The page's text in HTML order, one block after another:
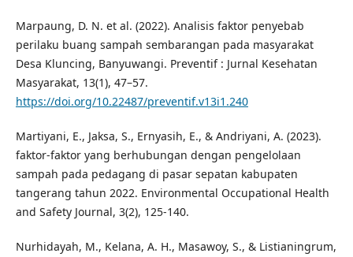
Marpaung, D. N. et al. (2022). Analisis faktor penyebab
perilaku buang sampah sembarangan pada masyarakat
Desa Kluncing, Banyuwangi. Preventif : Jurnal Kesehatan
Masyarakat, 13(1), 47–57.
https://doi.org/10.22487/preventif.v13i1.240
Martiyani, E., Jaksa, S., Ernyasih, E., & Andriyani, A. (2023).
faktor-faktor yang berhubungan dengan pengelolaan
sampah pada pedagang di pasar sepatan kabupaten
tangerang tahun 2022. Environmental Occupational Health
and Safety Journal, 3(2), 125-140.
Nurhidayah, M., Kelana, A. H., Masawoy, S., & Listianingrum,